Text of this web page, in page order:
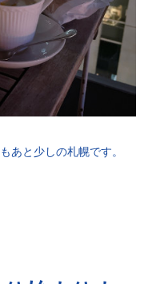
あと少しの札幌です。